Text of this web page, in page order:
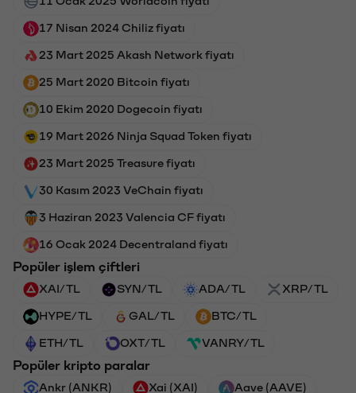
17 Nisan 2024 Chiliz fiyatı
23 Mart 2025 Akash Network fiyatı
25 Mart 2020 Bitcoin fiyatı
10 Ekim 2020 Dogecoin fiyatı
19 Mart 2026 Ninja Squad Token fiyatı
23 Mart 2025 Treasure fiyatı
30 Kasım 2023 VeChain fiyatı
3 Haziran 2023 Valencia CF fiyatı
16 Ocak 2024 Decentraland fiyatı
Popüler işlem çiftleri
XAI/TL SYN/TL ADA/TL XRP/TL
HYPE/TL GAL/TL BTC/TL
ETH/TL OXT/TL VANRY/TL
Popüler kripto paralar
Ankr (ANKR) Xai (XAI) Aave (AAVE)